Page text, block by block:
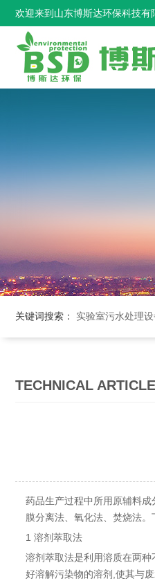
欢迎来到山东博斯达环保科技有
关键词搜索： 实验室污水处理设备、
TECHNICAL
药品生产过程中所用原辅料
膜分离法、氧化法、焚烧法。
1 溶剂萃取法
溶剂萃取法是利用溶质在两
好溶解污染物的溶剂,使其与